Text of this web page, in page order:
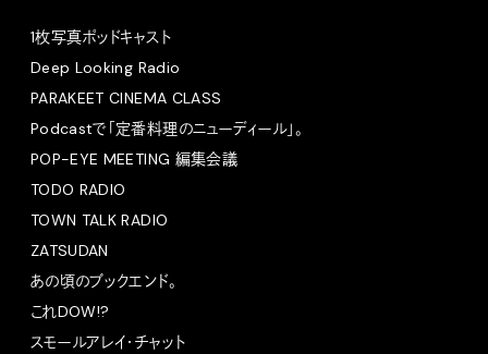
1枚写真ポッドキャスト
Deep Looking Radio
PARAKEET CINEMA CLASS
Podcastで「定番料理のニューディール」。
POP-EYE MEETING 編集会議
TODO RADIO
TOWN TALK RADIO
ZATSUDAN
あの頃のブックエンド。
これDOW!?
スモールアレイ・チャット